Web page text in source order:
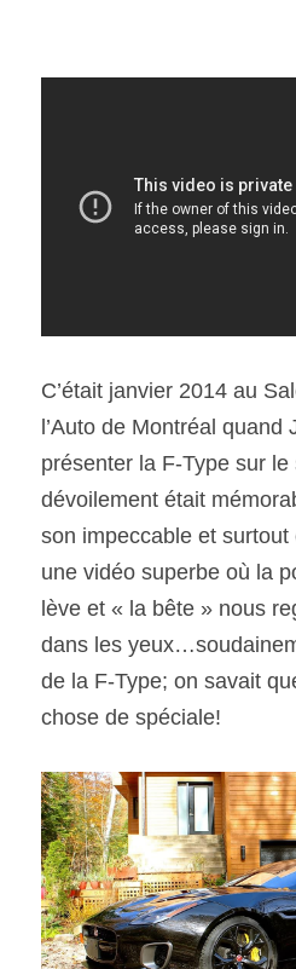
SOUMISSION
C’était janvier 2014 au
l’Auto de Montréal quand
présenter la F-Type sur
dévoilement était
son impeccable et
une vidéo superbe où la
lève et « la bête » nous
dans les
de la F-Type; on savait
chose de spéciale!